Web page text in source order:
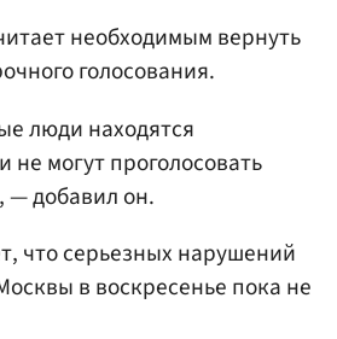
необходимым вернуть
голосования.
люди находятся
не могут проголосовать
— добавил он.
что серьезных нарушений
в воскресенье пока не